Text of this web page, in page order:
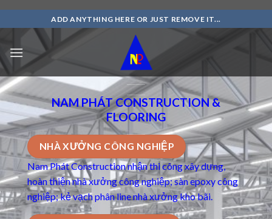
Skip
ADD ANYTHING HERE OR JUST REMOVE IT...
NAM PHÁT CONSTRUCTION &
FLOORING
NHÀ XƯỞNG CÔNG NGHIỆP
Nam Phát Construction nhận thi công xây dựng,
hoàn thiện nhà xưởng công nghiệp; sàn epoxy công
nghiệp; kẻ vạch phân line nhà xưởng kho bãi.